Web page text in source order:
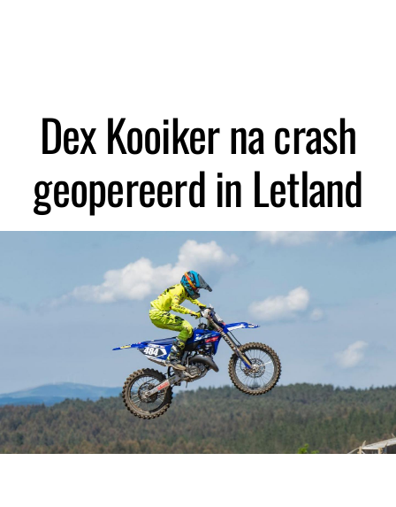
Dex Kooiker na crash
geopereerd in Letland